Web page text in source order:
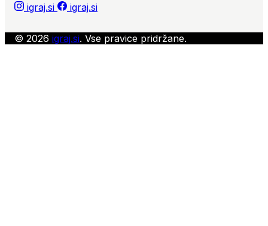
igraj.si igraj.si
© 2026 igraj.si. Vse pravice pridržane.